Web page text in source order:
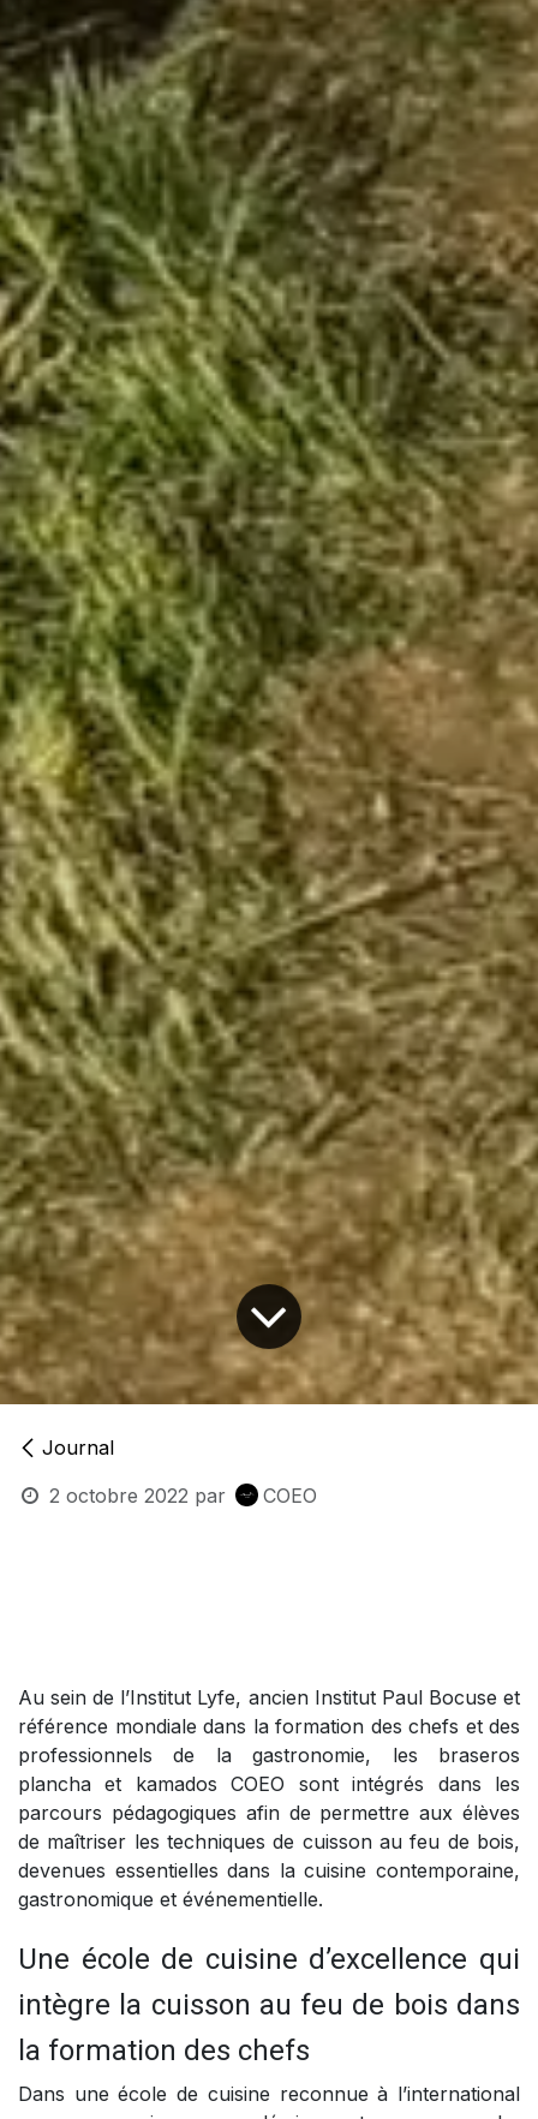
Journal
2 octobre 2022 par COEO
Au sein de l’Institut Lyfe, ancien Institut Paul Bocuse et
référence mondiale dans la formation des chefs et des
professionnels de la gastronomie, les braseros
plancha et kamados COEO sont intégrés dans les
parcours pédagogiques afin de permettre aux élèves
de maîtriser les techniques de cuisson au feu de bois,
devenues essentielles dans la cuisine contemporaine,
gastronomique et événementielle.
Une école de cuisine d’excellence qui
intègre la cuisson au feu de bois dans
la formation des chefs
Dans une école de cuisine reconnue à l’international